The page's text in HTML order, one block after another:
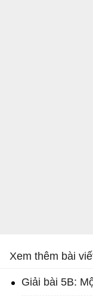
Xem thêm bài
Giải bài 5B: